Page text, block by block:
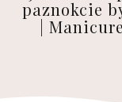
paznokcie
|